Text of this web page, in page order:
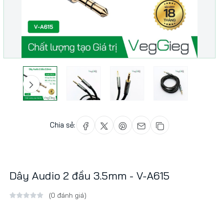
Chia sẻ:
Dây Audio 2 đầu 3.5mm - V-A615
(0 đánh giá)